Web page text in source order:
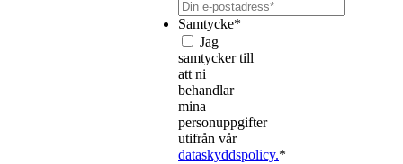
Samtycke*
Jag
samtycker till
att ni
behandlar
mina
personuppgifter
utifrån vår
dataskyddspolicy.*